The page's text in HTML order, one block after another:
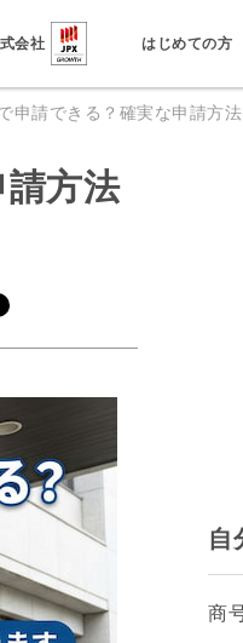
会社 はじめての方
申請できる？確実な申請方
方法
自
商